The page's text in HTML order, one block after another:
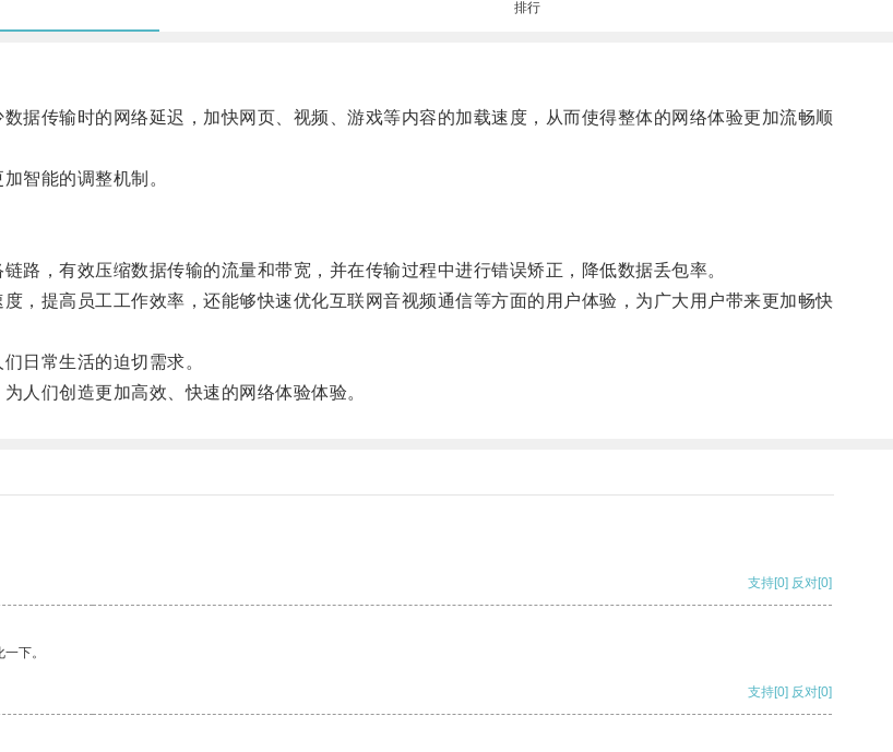
排行
传输时的网络延迟，加快网页、视频、游戏等内容的加载速度，从而使得整体的网络体验更加流畅顺
智能的调整机制。
，有效压缩数据传输的流量和带宽，并在传输过程中进行错误矫正，降低数据丢包率。
提高员工工作效率，还能够快速优化互联网音视频通信等方面的用户体验，为广大用户带来更加畅快
日常生活的迫切需求。
们创造更加高效、快速的网络体验体验。
支持[0] 反对[0]
下。
支持[0] 反对[0]